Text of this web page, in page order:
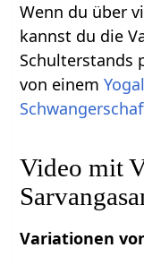
Wenn du über
kannst du die
Schulterstands
von einem
Video mit
Variationen